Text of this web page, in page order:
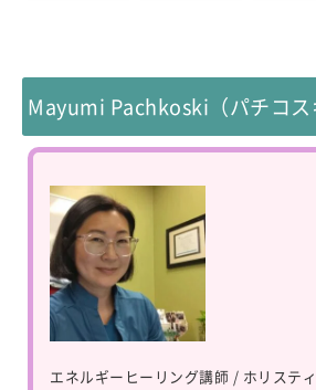
Mayumi Pachkoski（パチコス
エネルギーヒーリング講師 / ホリステ